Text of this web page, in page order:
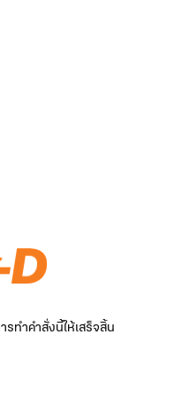
ทำคำสั่งนี้ให้เสร็จสิ้น